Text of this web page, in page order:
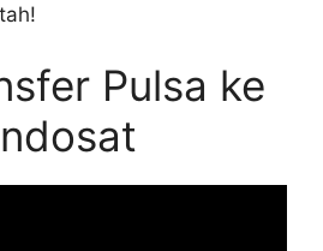
Pulsa ke